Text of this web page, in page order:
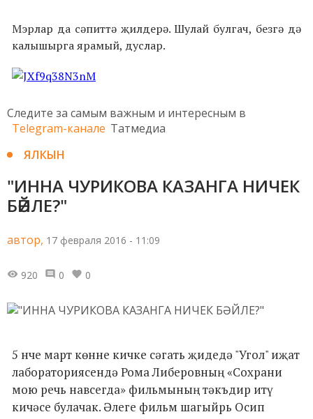
Мэрлар да сәпиттә җилдерә. Шулай булгач, безгә дә
калышырга ярамый, дуслар.
Следите за самым важным и интересным в
Telegram-канале Татмедиа
ЯЛКЫН
"ИННА ЧУРИКОВА КАЗАНГА НИЧЕК
БӘЙЛЕ?"
автор, 17 февраля 2016 - 11:09
920 0 0
5 нче март көнне кичке сәгать җидедә "Угол" иҗат
лабораториясендә Рома Либеровның «Сохрани
мою речь навсегда» фильмының тәкъдир итү
кичәсе булачак. Әлеге фильм шагыйрь Осип